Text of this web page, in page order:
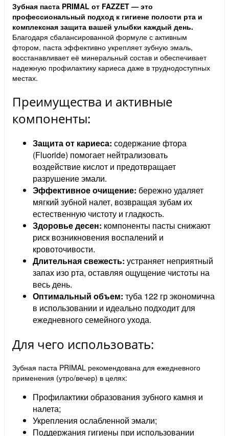
Зубная паста PRIMAL от FAZZET — это
профессиональный подход к гигиене полости рта и
комплексная защита вашей улыбки каждый день.
Благодаря сбалансированной формуле с активным
фтором, паста эффективно укрепляет зубную эмаль,
восстанавливает её минеральный состав и обеспечивает
надежную профилактику кариеса даже в труднодоступных
местах.
Преимущества и активные
компоненты:
Защита от кариеса: содержание фтора
(Fluoride) помогает нейтрализовать
воздействие кислот и предотвращает
разрушение эмали.
Эффективное очищение: бережно удаляет
мягкий зубной налет, возвращая зубам их
естественную чистоту и гладкость.
Здоровье десен: компоненты пасты снижают
риск возникновения воспалений и
кровоточивости.
Длительная свежесть: устраняет неприятный
запах изо рта, оставляя ощущение чистоты на
весь день.
Оптимальный объем: туба 122 гр экономична
в использовании и идеально подходит для
ежедневного семейного ухода.
Для чего использовать:
Зубная паста PRIMAL рекомендована для ежедневного
применения (утро/вечер) в целях:
Профилактики образования зубного камня и
налета;
Укрепления ослабленной эмали;
Поддержания гигиены при использовании